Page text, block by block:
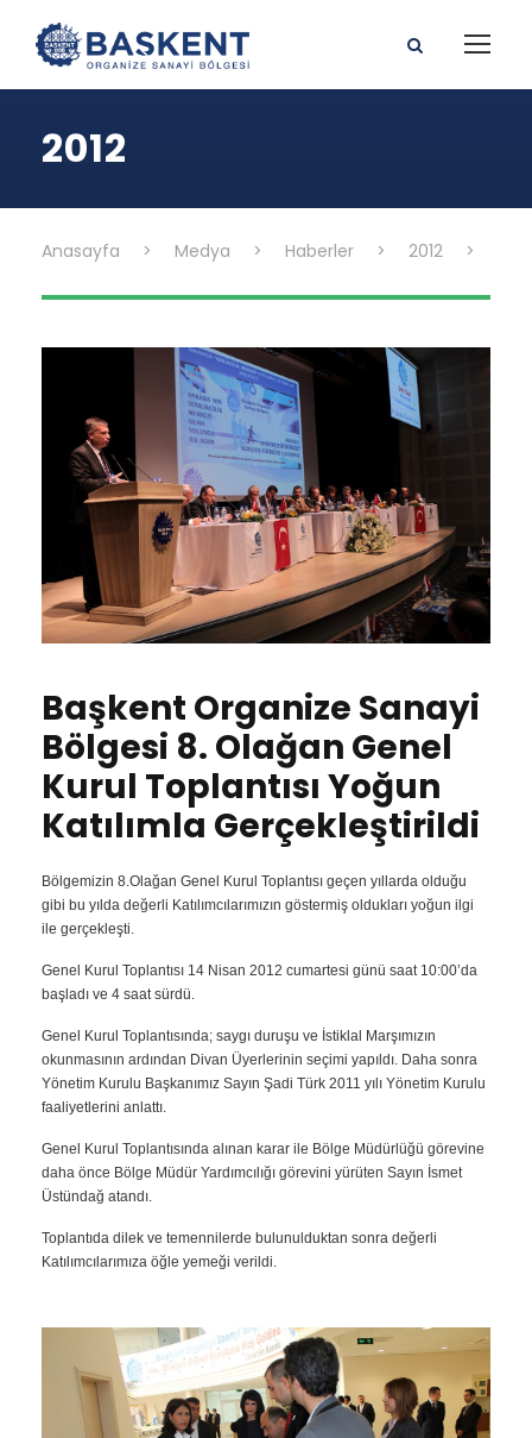
2012
Anasayfa > Medya > Haberler > 2012 >
Başkent Organize Sanayi
Bölgesi 8. Olağan Genel
Kurul Toplantısı Yoğun
Katılımla Gerçekleştirildi
Bölgemizin 8.Olağan Genel Kurul Toplantısı geçen yıllarda olduğu
gibi bu yılda değerli Katılımcılarımızın göstermiş oldukları yoğun ilgi
ile gerçekleşti.
Genel Kurul Toplantısı 14 Nisan 2012 cumartesi günü saat 10:00’da
başladı ve 4 saat sürdü.
Genel Kurul Toplantısında; saygı duruşu ve İstiklal Marşımızın
okunmasının ardından Divan Üyerlerinin seçimi yapıldı. Daha sonra
Yönetim Kurulu Başkanımız Sayın Şadi Türk 2011 yılı Yönetim Kurulu
faaliyetlerini anlattı.
Genel Kurul Toplantısında alınan karar ile Bölge Müdürlüğü görevine
daha önce Bölge Müdür Yardımcılığı görevini yürüten Sayın İsmet
Üstündağ atandı.
Toplantıda dilek ve temennilerde bulunulduktan sonra değerli
Katılımcılarımıza öğle yemeği verildi.